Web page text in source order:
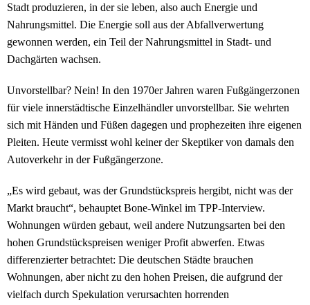
Stadt produzieren, in der sie leben, also auch Energie und
Nahrungsmittel. Die Energie soll aus der Abfallverwertung
gewonnen werden, ein Teil der Nahrungsmittel in Stadt- und
Dachgärten wachsen.
Unvorstellbar? Nein! In den 1970er Jahren waren Fußgängerzonen
für viele innerstädtische Einzelhändler unvorstellbar. Sie wehrten
sich mit Händen und Füßen dagegen und prophezeiten ihre eigenen
Pleiten. Heute vermisst wohl keiner der Skeptiker von damals den
Autoverkehr in der Fußgängerzone.
„Es wird gebaut, was der Grundstückspreis hergibt, nicht was der
Markt braucht“, behauptet Bone-Winkel im TPP-Interview.
Wohnungen würden gebaut, weil andere Nutzungsarten bei den
hohen Grundstückspreisen weniger Profit abwerfen. Etwas
differenzierter betrachtet: Die deutschen Städte brauchen
Wohnungen, aber nicht zu den hohen Preisen, die aufgrund der
vielfach durch Spekulation verursachten horrenden